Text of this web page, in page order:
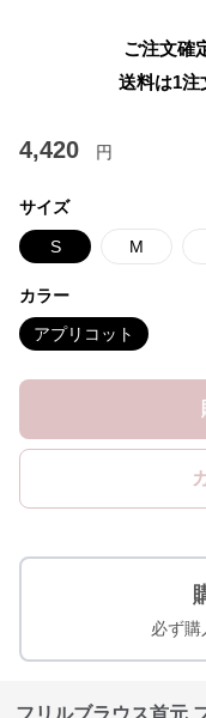
ご注文確
送料は1注
4,420 円
サイズ
S M
カラー
アプリコット
必ず購
フリルブラウス首元